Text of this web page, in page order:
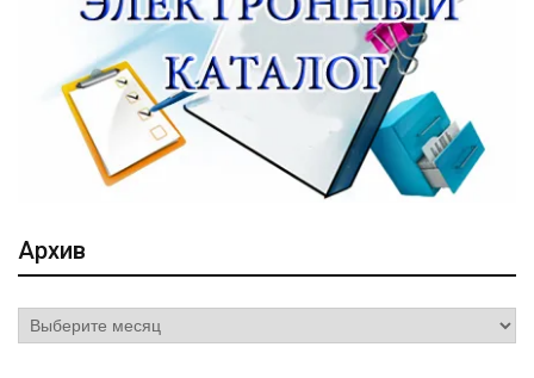
Архив
Архив